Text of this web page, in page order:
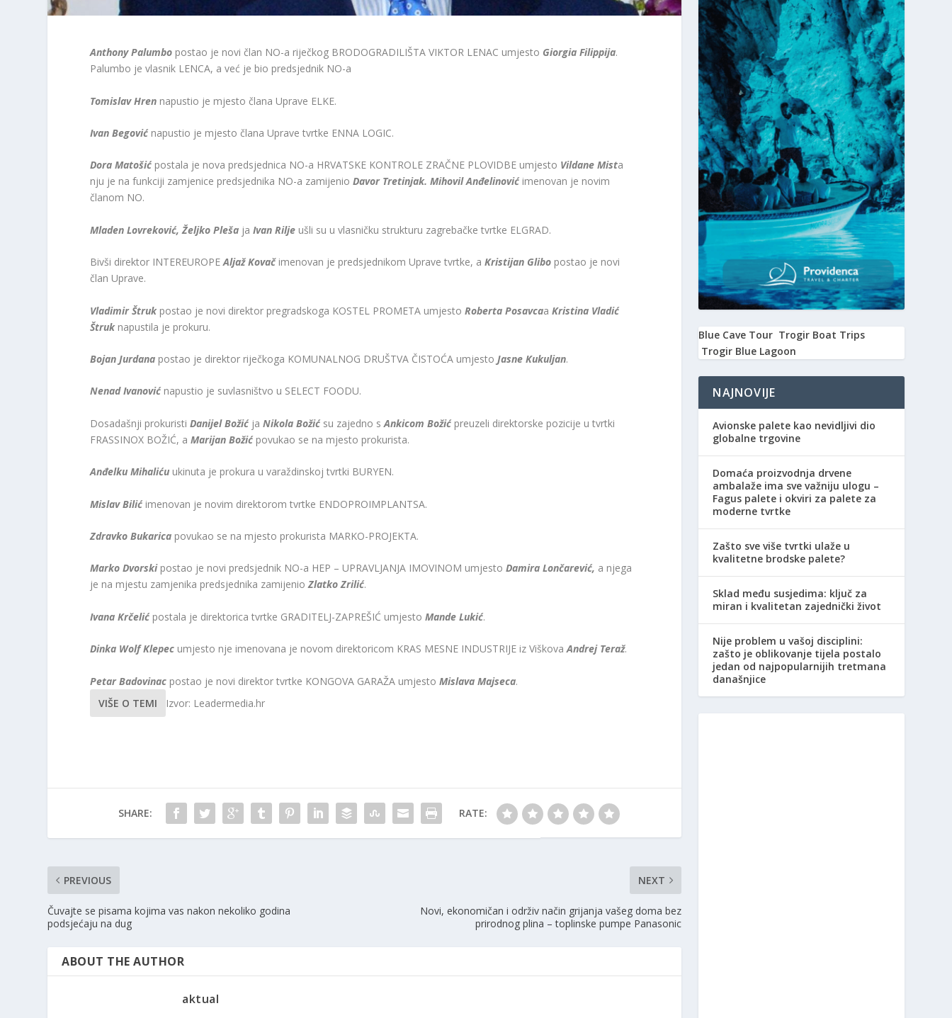
Anthony Palumbo postao je novi član NO-a riječkog BRODOGRADILIŠTA VIKTOR LENAC umjesto Giorgia Filippija.
Palumbo je vlasnik LENCA, a već je bio predsjednik NO-a
Tomislav Hren napustio je mjesto člana Uprave ELKE.
Ivan Begović napustio je mjesto člana Uprave tvrtke ENNA LOGIC.
Dora Matošić postala je nova predsjednica NO-a HRVATSKE KONTROLE ZRAČNE PLOVIDBE umjesto Vildane Mista
nju je na funkciji zamjenice predsjednika NO-a zamijenioDavor Tretinjak. Mihovil Anđelinović imenovan je novim
članom NO.
Mladen Lovreković, Željko Pleša jaIvan Rilje ušli su u vlasničku strukturu zagrebačke tvrtke ELGRAD.
Bivši direktor INTEREUROPEAljaž Kovač imenovan je predsjednikom Uprave tvrtke, aKristijan Glibo postao je novi
član Uprave.
Vladimir Štrukpostao je novi direktor pregradskoga KOSTEL PROMETA umjestoRoberta PosavcaaKristina Vladić
Štruknapustila je prokuru.
Bojan Jurdana postao je direktor riječkoga KOMUNALNOG DRUŠTVA ČISTOĆA umjestoJasne Kukuljan.
Nenad Ivanović napustio je suvlasništvo u SELECT FOODU.
Dosadašnji prokuristiDanijel Božić jaNikola Božić su zajedno sAnkicom Božić preuzeli direktorske pozicije u tvrtki
FRASSINOX BOŽIĆ, aMarijan Božić povukao se na mjesto prokurista.
Anđelku Mihaliću ukinuta je prokura u varaždinskoj tvrtki BURYEN.
Mislav Bilić imenovan je novim direktorom tvrtke ENDOPROIMPLANTSA.
Zdravko Bukarica povukao se na mjesto prokurista MARKO-PROJEKTA.
Marko Dvorskipostao je novi predsjednik NO-a HEP – UPRAVLJANJA IMOVINOM umjestoDamira Lončarević, a njega
je na mjestu zamjenika predsjednika zamijenioZlatko Zrilić.
Ivana Krčelić postala je direktorica tvrtke GRADITELJ-ZAPREŠIĆ umjestoMande Lukić.
Dinka Wolf Klepec umjesto nje imenovana je novom direktoricom KRAS MESNE INDUSTRIJE iz ViškovaAndrej Teraž.
Petar Badovinac postao je novi direktor tvrtke KONGOVA GARAŽA umjestoMislava Majseca.
VIŠE O TEMI
Izvor: Leadermedia.hr
SHARE: RATE:
PREVIOUS
Čuvajte se pisama kojima vas nakon nekoliko godina
podsjećaju na dug
NEXT
Novi, ekonomičan i održiv način grijanja vašeg doma bez
prirodnog plina – toplinske pumpe Panasonic
ABOUT THE AUTHOR
aktual
Blue Cave Tour Trogir Boat Trips
Trogir Blue Lagoon
NAJNOVIJE
Avionske palete kao nevidljivi dio
globalne trgovine
Domaća proizvodnja drvene
ambalaže ima sve važniju ulogu –
Fagus palete i okviri za palete za
moderne tvrtke
Zašto sve više tvrtki ulaže u
kvalitetne brodske palete?
Sklad među susjedima: ključ za
miran i kvalitetan zajednički život
Nije problem u vašoj disciplini:
zašto je oblikovanje tijela postalo
jedan od najpopularnijih tretmana
današnjice